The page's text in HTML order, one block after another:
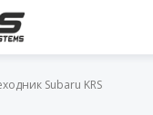
Subaru KRS